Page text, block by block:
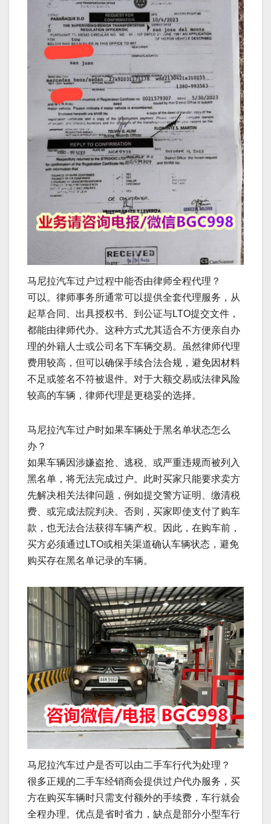
马尼拉汽车过户过程中能否由律师全程代理？
可以。律师事务所通常可以提供全套代理服务，从
起草合同、出具授权书、到公证与LTO提交文件，
都能由律师代办。这种方式尤其适合不方便亲自办
理的外籍人士或公司名下车辆交易。虽然律师代理
费用较高，但可以确保手续合法合规，避免因材料
不足或签名不符被退件。对于大额交易或法律风险
较高的车辆，律师代理是更稳妥的选择。
马尼拉汽车过户时如果车辆处于黑名单状态怎么
办？
如果车辆因涉嫌盗抢、逃税、或严重违规而被列入
黑名单，将无法完成过户。此时买家只能要求卖方
先解决相关法律问题，例如提交警方证明、缴清税
费、或完成法院判决。否则，买家即使支付了购车
款，也无法合法获得车辆产权。因此，在购车前，
买方必须通过LTO或相关渠道确认车辆状态，避免
购买存在黑名单记录的车辆。
马尼拉汽车过户是否可以由二手车行代为处理？
很多正规的二手车经销商会提供过户代办服务，买
方在购买车辆时只需支付额外的手续费，车行就会
全程办理。优点是省时省力，缺点是部分小型车行